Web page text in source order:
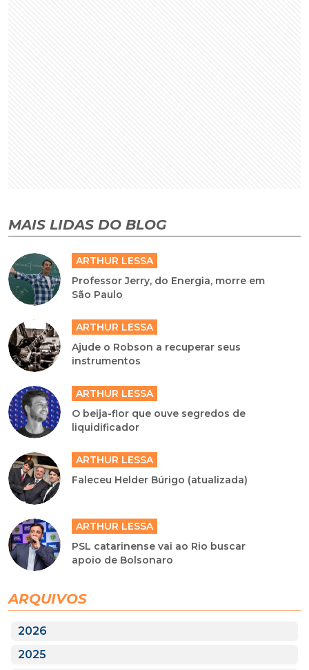
MAIS LIDAS DO BLOG
ARTHUR LESSA
Professor Jerry, do Energia, morre em
São Paulo
ARTHUR LESSA
Ajude o Robson a recuperar seus
instrumentos
ARTHUR LESSA
O beija-flor que ouve segredos de
liquidificador
ARTHUR LESSA
Faleceu Helder Búrigo (atualizada)
ARTHUR LESSA
PSL catarinense vai ao Rio buscar
apoio de Bolsonaro
ARQUIVOS
2026
2025